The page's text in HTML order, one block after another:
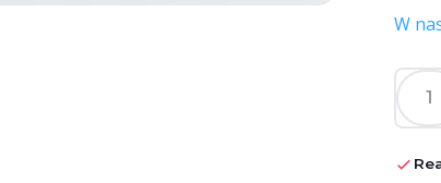
W
ilość
DO